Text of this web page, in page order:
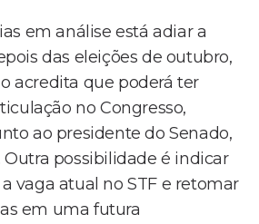
em análise está adiar a
das eleições de outubro,
acredita que poderá ter
no Congresso,
ao presidente do Senado,
possibilidade é indicar
vaga atual no STF e retomar
em uma futura